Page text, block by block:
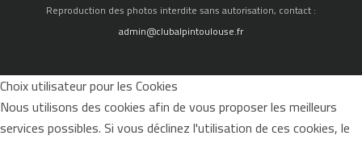
Reproduction des photos interdite sans autorisation, contact :
admin@clubalpintoulouse.fr
Choix utilisateur pour les Cookies
Nous utilisons des cookies afin de vous proposer les meilleurs
services possibles. Si vous déclinez l'utilisation de ces cookies, le